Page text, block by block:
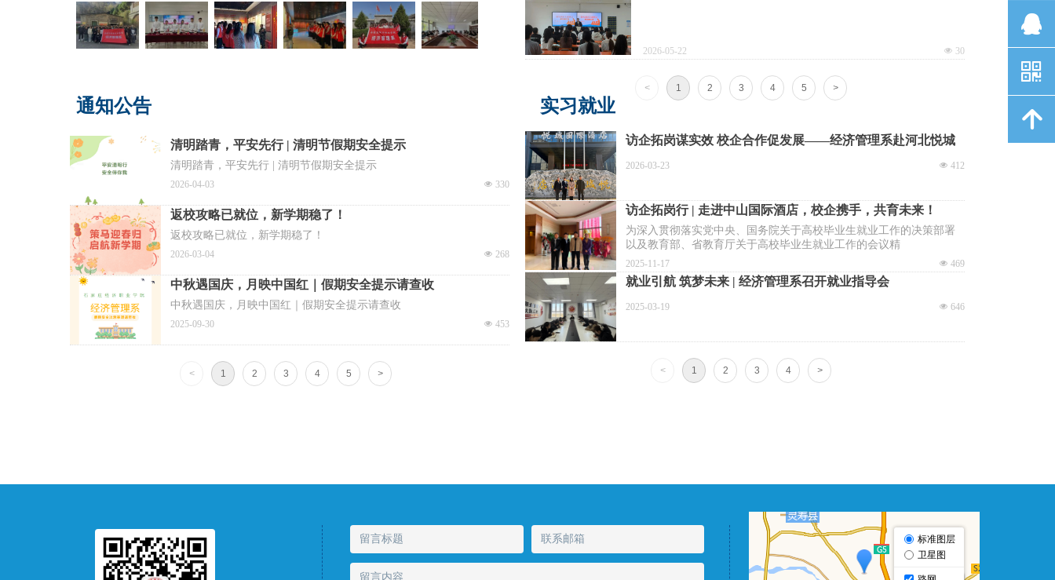
清明踏青，平安先行 | 清明节假期安全提示
清明踏青，平安先行 | 清明节假期安全提示
넶 330
2026-04-03
返校攻略已就位，新学期稳了！
返校攻略已就位，新学期稳了！
넶 268
2026-03-04
中秋遇国庆，月映中国红｜假期安全提示请查收
中秋遇国庆，月映中国红｜假期安全提示请查收
넶 453
2025-09-30
< 1 2 3 4 5 >
访企拓岗谋实效 校企合作促发展——经济管理系赴河北悦城
国际酒店开展走访调研
넶 412
2026-03-23
访企拓岗行 | 走进中山国际酒店，校企携手，共育未来！
为深入贯彻落实党中央、国务院关于高校毕业生就业工作的决策部署
以及教育部、省教育厅关于高校毕业生就业工作的会议精
넶 469
2025-11-17
就业引航 筑梦未来 | 经济管理系召开就业指导会
넶 646
2025-03-19
< 1 2 3 4 >
实习就业
通知公告
넶 30
2026-05-22
< 1 2 3 4 5 >
뀩
낃
녕